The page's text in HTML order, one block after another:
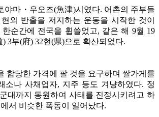
야마・우오즈(魚津)시였다. 어촌의 주부들
외 반출을 저지하는 운동을 시작한 것이
순간에 전국을 휩쓸었고, 같은 해 9월 19
3부(府) 32현(県)으로 확산되었다.
합당한 가격에 팔 것을 요구하며 쌀가게를
소나 사채업자, 지주 등도 겨냥하였다. 정
대까지 동원하여 사태를 진정시키려고 하
서 비슷한 폭동이 일어났다.